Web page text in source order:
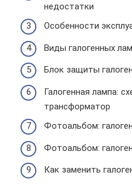
недостатки
Особенности
Виды галогенных
Блок защиты
Галогенная лампа:
трансформатор
Фотоальбом:
Фотоальбом:
Как заменить